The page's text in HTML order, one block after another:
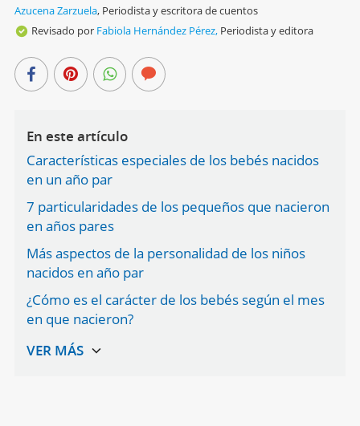
Azucena Zarzuela, Periodista y escritora de cuentos
Revisado por Fabiola Hernández Pérez, Periodista y editora
En este artículo
Características especiales de los bebés nacidos
en un año par
7 particularidades de los pequeños que nacieron
en años pares
Más aspectos de la personalidad de los niños
nacidos en año par
¿Cómo es el carácter de los bebés según el mes
en que nacieron?